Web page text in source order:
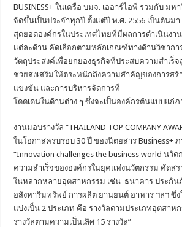
BUSINESS+ ในเครือ บมจ. เออาร์ไอพี ร่วมกับ ม
จัดขึ้นเป็นประจำทุกปี ตั้งแต่ปี พ.ศ. 2556 เป็นต้นม
สุดยอดองค์กรในประเทศไทยที่มีผลการดำเนินงา
แต่ละด้าน คัดเลือกตามหลักเกณฑ์ทางด้านวิชาก
วัตถุประสงค์เพื่อยกย่องธุรกิจที่ประสบความสำเร็จ
ช่วยส่งเสริมให้ตระหนักถึงความสำคัญของการสร้
แข่งขัน และการบริหารจัดการที่
โดดเด่นในด้านต่าง ๆ ซึ่งจะเป็นองค์กรต้นแบบแก่
งานมอบรางวัล “THAILAND TOP COMPANY
ในโอกาสครบรอบ 30 ปี ของนิตยสาร Business+
“Innovation challenges the business world นวั
ความสำเร็จขององค์กรในยุคแห่งนวัตกรรม คัดส
ในหลากหลายอุตสาหกรรม เช่น ธนาคาร ประกั
อสังหาริมทรัพย์ การผลิต ยานยนต์ อาหาร ฯลฯ ซึ่
แบ่งเป็น 2 ประเภท คือ รางวัลตามประเภทอุตสาห
รางวัลตามความเป็นเลิศ 15 รางวัล”